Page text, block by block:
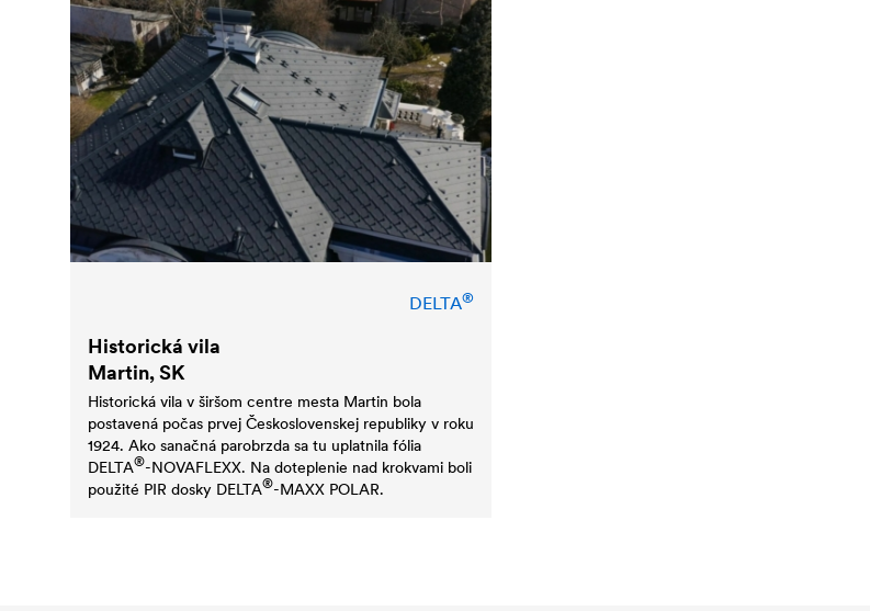
DELTA®
Historická vila
Martin, SK
Historická vila v širšom centre mesta Martin bola
postavená počas prvej Československej republiky v roku
1924. Ako sanačná parobrzda sa tu uplatnila fólia
DELTA®-NOVAFLEXX. Na doteplenie nad krokvami boli
použité PIR dosky DELTA®-MAXX POLAR.